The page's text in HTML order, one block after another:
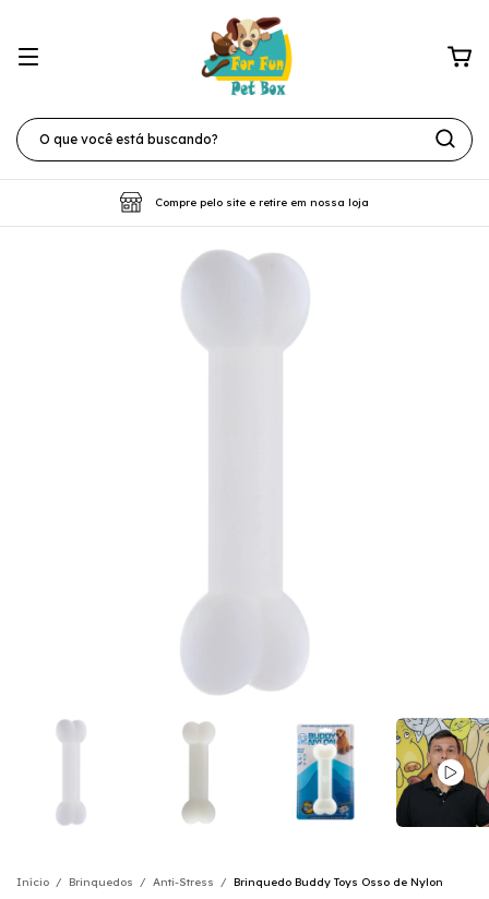
Compre pelo site e retire em nossa loja
Início / Brinquedos / Anti-Stress / Brinquedo Buddy Toys Osso de Nylon